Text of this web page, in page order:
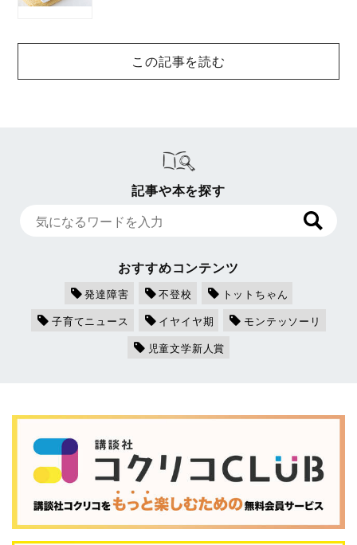
この記事を読む
記事や本を探す
おすすめコンテンツ
発達障害 不登校
トットちゃん
子育てニュース
イヤイヤ期
モンテッソーリ
児童文学新人賞